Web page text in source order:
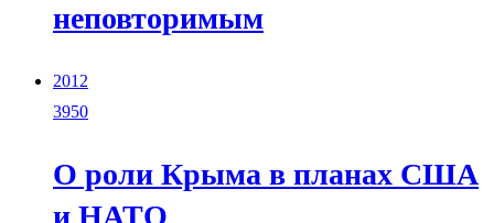
неповторимым
2012
3950
О роли Крыма в планах США
и НАТО